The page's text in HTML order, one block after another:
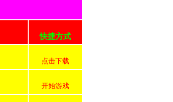
快捷方式
点击下载
开始游戏